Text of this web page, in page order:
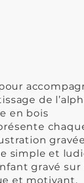
de
en bois
simple et
gravé
et motivant.